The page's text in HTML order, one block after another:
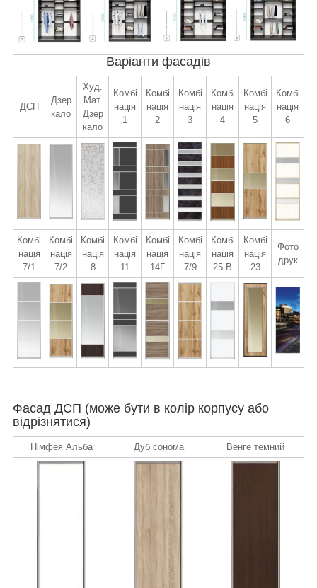
Варіанти фасадів
ДСП
Дзер
кало
Худ.
Мат.
Дзер
кало
Комбі
нація
1
Комбі
нація
2
Комбі
нація
3
Комбі
нація
4
Комбі
нація
5
Комбі
нація
6
Комбі
нація
7/1
Комбі
нація
7/2
Комбі
нація
8
Комбі
нація
11
Комбі
нація
14Г
Комбі
нація
7/9
Комбі
нація
25 В
Комбі
нація
23
Фото
друк
Фасад ДСП (може бути в колір корпусу або
відрізнятися)
Німфея Альба Дуб сонома Венге темний